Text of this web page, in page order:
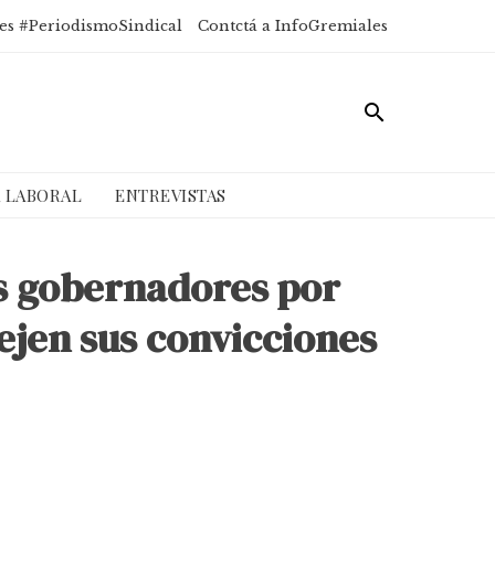
#PeriodismoSindical Contctá a InfoGremiales
LABORAL ENTREVISTAS
gobernadores por
sus convicciones